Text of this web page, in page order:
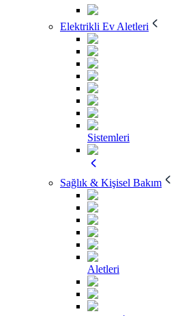
Elektrikli Ev Aletleri
Sistemleri
Sağlık & Kişisel Bakım
Aletleri